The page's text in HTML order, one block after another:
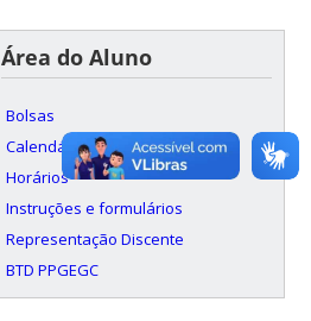
Área do Aluno
Bolsas
Calendário Acadêmico
Horários
Instruções e formulários
Representação Discente
BTD PPGEGC